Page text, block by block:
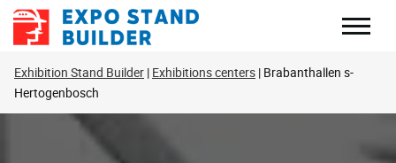
Перейти
Exhibition Stand Builder Exhibitions centers Brabanthallen s-
Hertogenbosch